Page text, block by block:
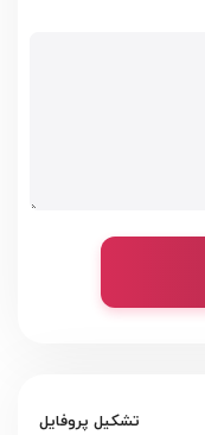
تشکیل پروفایل